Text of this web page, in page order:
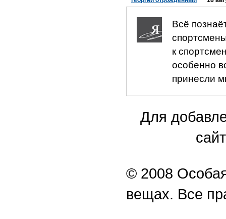
Всё
к
особенно
принесли
Для
© 2008
вещах. Все